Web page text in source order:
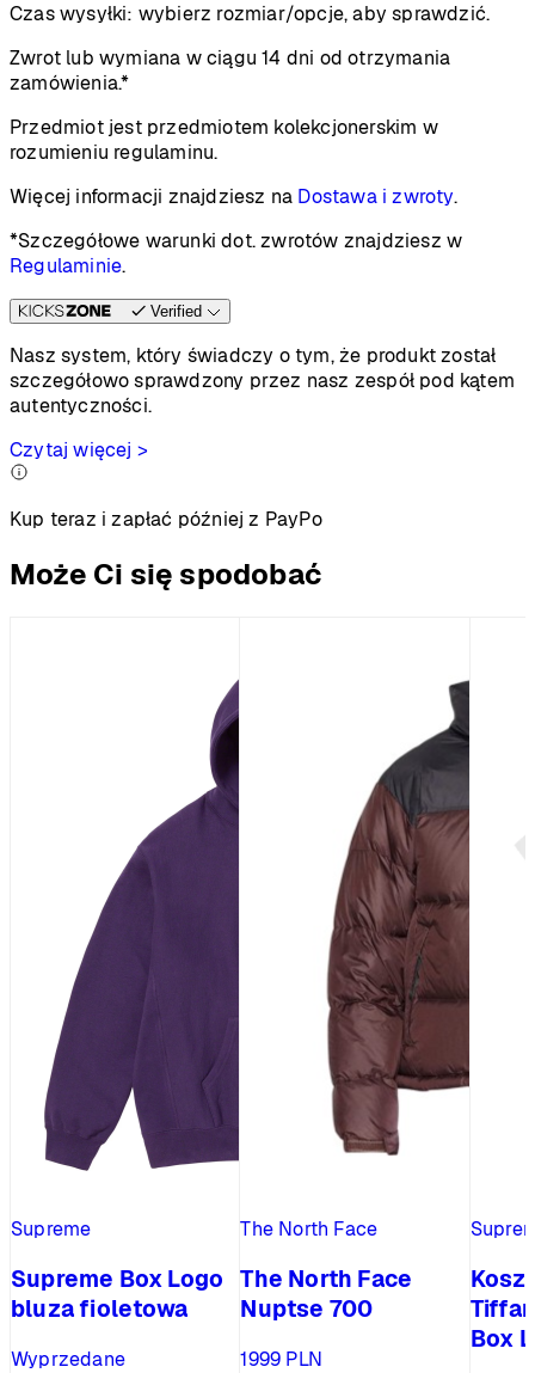
Czas wysyłki: wybierz rozmiar/opcje, aby sprawdzić.
Zwrot lub wymiana w ciągu 14 dni od otrzymania
zamówienia.*
Przedmiot jest przedmiotem kolekcjonerskim w
rozumieniu regulaminu.
Więcej informacji znajdziesz na Dostawa i zwroty.
*Szczegółowe warunki dot. zwrotów znajdziesz w
Regulaminie.
Verified
Nasz system, który świadczy o tym, że produkt został
szczegółowo sprawdzony przez nasz zespół pod kątem
autentyczności.
Czytaj więcej >
Kup teraz i zapłać później z PayPo
Może Ci się spodobać
Supreme
Supreme Box Logo
bluza fioletowa
Wyprzedane
The North Face
The North Face
Nuptse 700
1999 PLN
Box